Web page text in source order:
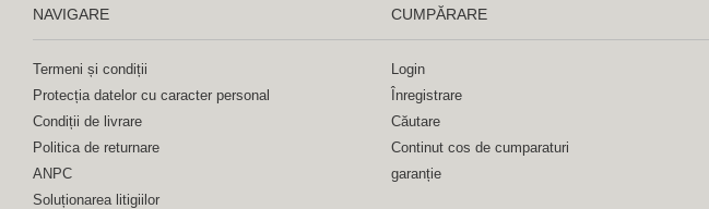
NAVIGARE
Termeni și condiții
Protecția datelor cu caracter personal
Condiții de livrare
Politica de returnare
ANPC
Soluționarea litigiilor
CUMPĂRARE
Login
Înregistrare
Căutare
Continut cos de cumparaturi
garanție